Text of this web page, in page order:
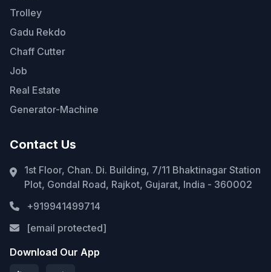
Trolley
Gadu Rekdo
Chaff Cutter
Job
Real Estate
Generator-Machine
Contact Us
1st Floor, Chan. Di. Building, 7/11 Bhaktinagar Station
Plot, Gondal Road, Rajkot, Gujarat, India - 360002
+919941499714
[email protected]
Download Our App